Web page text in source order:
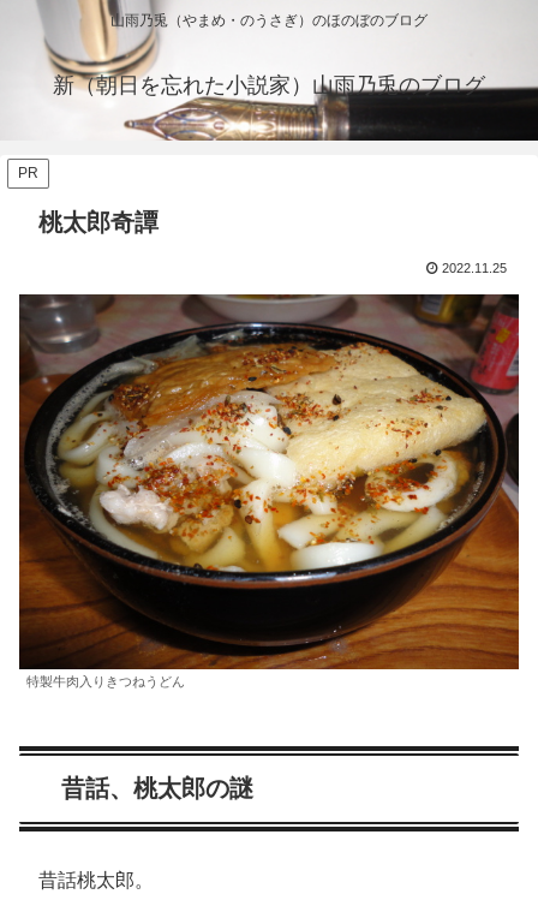
山雨乃兎（やまめ・のうさぎ）のほのぼのブログ
新（朝日を忘れた小説家）山雨乃兎のブログ
PR
桃太郎奇譚
2022.11.25
特製牛肉入りきつねうどん
昔話、桃太郎の謎
昔話桃太郎。